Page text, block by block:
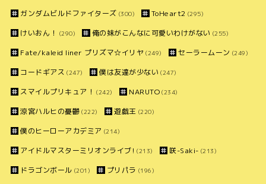
ガンダムビルドファイターズ (300) ToHeart2 (295)
けいおん！ (290) 俺の妹がこんなに可愛いわけがない (255)
Fate/kaleid liner プリズマ☆イリヤ (249) セーラームーン (249)
コードギアス (247) 僕は友達が少ない (247)
スマイルプリキュア！ (242) NARUTO (234)
涼宮ハルヒの憂鬱 (222) 遊戯王 (220)
僕のヒーローアカデミア (214)
アイドルマスターミリオンライブ! (213) 咲-Saki- (213)
ドラゴンボール (201) プリパラ (196)